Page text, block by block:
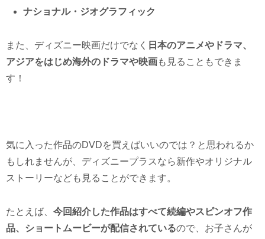
ナショナル・ジオグラフィック
また、ディズニー映画だけでなく 日本のアニメやドラマ、
アジアをはじめ海外のドラマや映画も見ることもできま
す！
気に入った作品のDVDを買えばいいのでは？と思われるか
もしれませんが、ディズニープラスなら新作やオリジナル
ストーリーなども見ることができます。
たとえば、 今回紹介した作品はすべて続編やスピンオフ作
品、ショートムービーが配信されているので、お子さんが